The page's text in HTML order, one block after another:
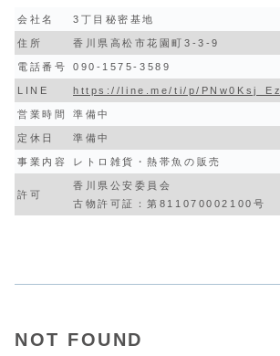
会社名 3丁目秘密基地
住所 香川県高松市花園町3-3-9
電話番号 090-1575-3589
LINE https://line.me/ti/p/PNw0Ksj_Ez
営業時間 準備中
定休日 準備中
事業内容 レトロ雑貨・熱帯魚の販売
許可
香川県公安委員会
古物許可証：第811070002100号
NOT FOUND